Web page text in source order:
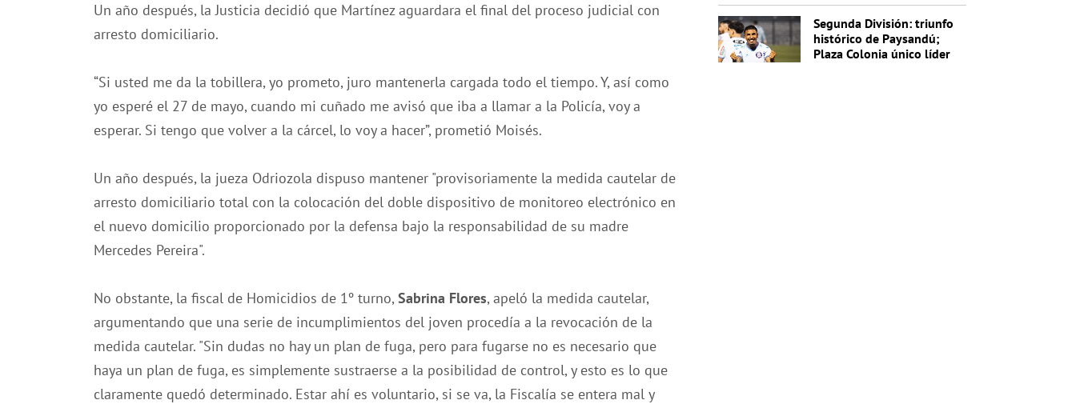
Un año después, la Justicia decidió que Martínez aguardara el final del proceso judicial con
arresto domiciliario.
“Si usted me da la tobillera, yo prometo, juro mantenerla cargada todo el tiempo. Y, así como
yo esperé el 27 de mayo, cuando mi cuñado me avisó que iba a llamar a la Policía, voy a
esperar. Si tengo que volver a la cárcel, lo voy a hacer”, prometió Moisés.
Un año después, la jueza Odriozola dispuso mantener "provisoriamente la medida cautelar de
arresto domiciliario total con la colocación del doble dispositivo de monitoreo electrónico en
el nuevo domicilio proporcionado por la defensa bajo la responsabilidad de su madre
Mercedes Pereira".
No obstante, la fiscal de Homicidios de 1º turno, Sabrina Flores, apeló la medida cautelar,
argumentando que una serie de incumplimientos del joven procedía a la revocación de la
medida cautelar. "Sin dudas no hay un plan de fuga, pero para fugarse no es necesario que
haya un plan de fuga, es simplemente sustraerse a la posibilidad de control, y esto es lo que
claramente quedó determinado. Estar ahí es voluntario, si se va, la Fiscalía se entera mal y
Segunda División: triunfo
histórico de Paysandú;
Plaza Colonia único líder